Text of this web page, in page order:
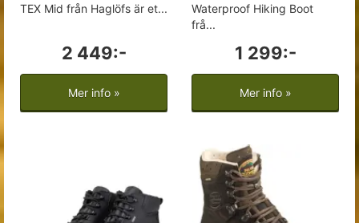
TEX Mid från Haglöfs är et...
2 449:-
Mer info »
Waterproof Hiking Boot
frå...
1 299:-
Mer info »